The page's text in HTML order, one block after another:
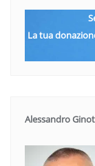
La tua
Alessandro